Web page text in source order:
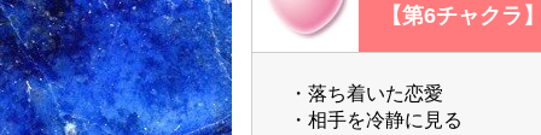
【第6チャクラ
・落ち着いた恋愛
・相手を冷静に見る